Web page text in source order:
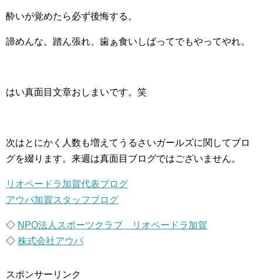
酔いが覚めたら必ず後悔する。
諦めんな。踏ん張れ、歯ぁ食いしばってでもやってやれ。
はい真面目文章おしまいです。笑
次はとにかく人数も増えてうるさいガールズに関してブロ
グを綴ります。来週は真面目ブログではございません。
リオペードラ加賀代表ブログ
アウパ加賀スタッフブログ
◇ NPO法人スポーツクラブ リオペードラ加賀
◇ 株式会社アウパ
スポンサーリンク